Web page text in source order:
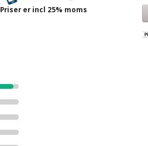
Priser er incl 25% moms